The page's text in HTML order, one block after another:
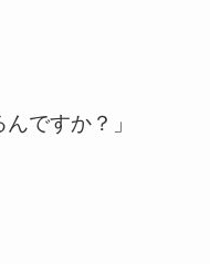
ですか？」